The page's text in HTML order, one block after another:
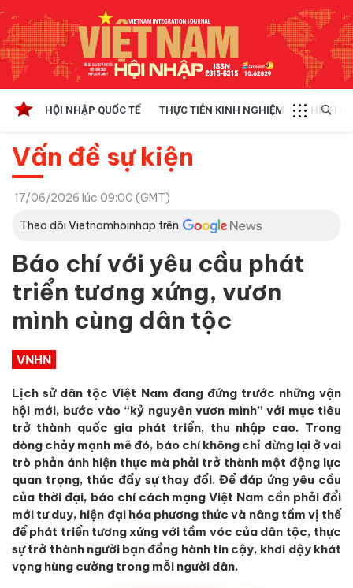
HỘI NHẬP QUỐC TẾ THỰC TIỄN KINH NGHIỆM CHÍNH
Vấn đề sự kiện
17/06/2026 lúc 09:00 (GMT)
Theo dõi Vietnamhoinhap trên
Báo chí với yêu cầu phát
triển tương xứng, vươn
mình cùng dân tộc
VNHN
Lịch sử dân tộc Việt Nam đang đứng trước những vận
hội mới, bước vào “kỷ nguyên vươn mình” với mục tiêu
trở thành quốc gia phát triển, thu nhập cao. Trong
dòng chảy mạnh mẽ đó, báo chí không chỉ dừng lại ở vai
trò phản ánh hiện thực mà phải trở thành một động lực
quan trọng, thúc đẩy sự thay đổi. Để đáp ứng yêu cầu
của thời đại, báo chí cách mạng Việt Nam cần phải đổi
mới tư duy, hiện đại hóa phương thức và nâng tầm vị thế
để phát triển tương xứng với tầm vóc của dân tộc, thực
sự trở thành người bạn đồng hành tin cậy, khơi dậy khát
vọng hùng cường trong mỗi người dân.